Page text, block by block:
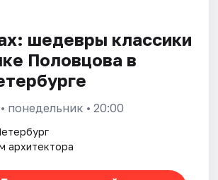
шедевры классики
Половцова в
• понедельник • 20:00
архитектора